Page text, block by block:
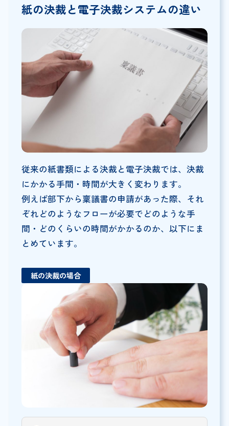
紙の決裁と電子決裁システムの違い
従来の紙書類による決裁と電子決裁では、決裁
にかかる手間・時間が大きく変わります。
例えば部下から稟議書の申請があった際、それ
ぞれどのようなフローが必要でどのような手
間・どのくらいの時間がかかるのか、以下にま
とめています。
紙の決裁の場合